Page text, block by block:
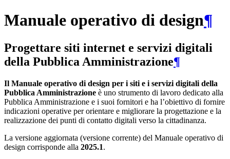
Manuale operativo di design¶
Progettare siti internet e servizi digitali
della Pubblica Amministrazione¶
Il Manuale operativo di design per i siti e i servizi digitali della
Pubblica Amministrazione è uno strumento di lavoro dedicato alla
Pubblica Amministrazione e i suoi fornitori e ha l’obiettivo di fornire
indicazioni operative per orientare e migliorare la progettazione e la
realizzazione dei punti di contatto digitali verso la cittadinanza.
La versione aggiornata (versione corrente) del Manuale operativo di
design corrisponde alla 2025.1.